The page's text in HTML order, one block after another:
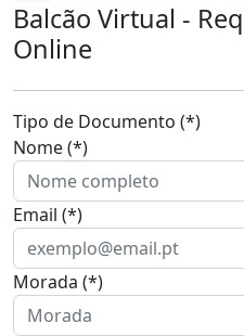
Balcão Virtual -
Online
Tipo de Documento (*)
Nome (*)
Email (*)
Morada (*)